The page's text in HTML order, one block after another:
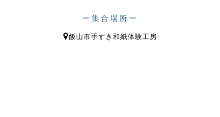
ー集合場所ー
飯山市手すき和紙体験工房